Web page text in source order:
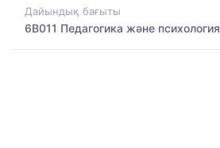
Дайындық бағыты
6B011 Педагогика және психология